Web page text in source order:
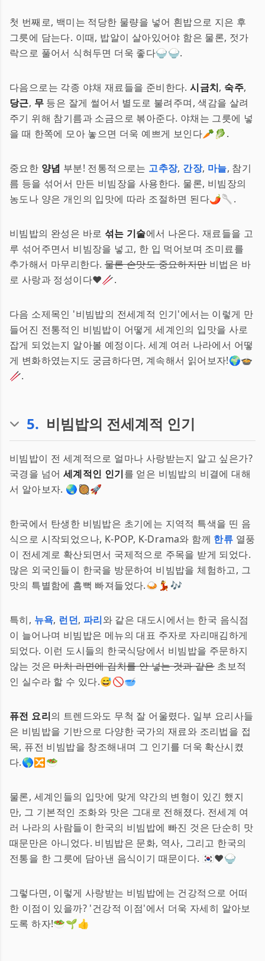
첫 번째로, 백미는 적당한 물량을 넣어 흰밥으로 지은 후
그릇에 담는다. 이때, 밥알이 살아있어야 함은 물론, 젓가
락으로 풀어서 식혀두면 더욱 좋다🍚🍚.
다음으로는 각종 야채 재료들을 준비한다.시금치, 숙주,
당근, 무 등은 잘게 썰어서 별도로 불려주며, 색감을 살려
주기 위해 참기름과 소금으로 볶아준다. 야채는 그릇에 넣
을 때 한쪽에 모아 놓으면 더욱 예쁘게 보인다🥕🥬.
중요한 양념 부분! 전통적으로는 고추장, 간장, 마늘, 참기
름 등을 섞어서 만든 비빔장을 사용한다. 물론, 비빔장의
농도나 양은 개인의 입맛에 따라 조절하면 된다🌶️🥄.
비빔밥의 완성은 바로 섞는 기술에서 나온다. 재료들을 고
루 섞어주면서 비빔장을 넣고, 한 입 먹어보며 조미료를
추가해서 마무리한다.물론 손맛도 중요하지만비법은 바
로 사랑과 정성이다❤️🥢.
다음 소제목인 '비빔밥의 전세계적 인기'에서는 이렇게 만
들어진 전통적인 비빔밥이 어떻게 세계인의 입맛을 사로
잡게 되었는지 알아볼 예정이다. 세계 여러 나라에서 어떻
게 변화하였는지도 궁금하다면, 계속해서 읽어보자!🌍🍲
🥢.
5. 비빔밥의 전세계적 인기
비빔밥이 전 세계적으로 얼마나 사랑받는지 알고 싶은가?
국경을 넘어 세계적인 인기를 얻은 비빔밥의 비결에 대해
서 알아보자. 🌏🥘🚀
한국에서 탄생한 비빔밥은 초기에는 지역적 특색을 띤 음
식으로 시작되었으나, K-POP, K-Drama와 함께 한류 열풍
이 전세계로 확산되면서 국제적으로 주목을 받게 되었다.
많은 외국인들이 한국을 방문하여 비빔밥을 체험하고, 그
맛의 특별함에 흠뻑 빠져들었다.🍛💃🎶
특히, 뉴욕, 런던, 파리와 같은 대도시에서는 한국 음식점
이 늘어나며 비빔밥은 메뉴의 대표 주자로 자리매김하게
되었다. 이런 도시들의 한국식당에서 비빔밥을 주문하지
않는 것은마치 라면에 김치를 안 넣는 것과 같은초보적
인 실수라 할 수 있다.😅🚫🥣
퓨전 요리의 트렌드와도 무척 잘 어울렸다. 일부 요리사들
은 비빔밥을 기반으로 다양한 국가의 재료와 조리법을 접
목, 퓨전 비빔밥을 창조해내며 그 인기를 더욱 확산시켰
다.🌎🔀🥗
물론, 세계인들의 입맛에 맞게 약간의 변형이 있긴 했지
만, 그 기본적인 조화와 맛은 그대로 전해졌다. 전세계 여
러 나라의 사람들이 한국의 비빔밥에 빠진 것은 단순히 맛
때문만은 아니었다. 비빔밥은 문화, 역사, 그리고 한국의
전통을 한 그릇에 담아낸 음식이기 때문이다. 🇰🇷❤️🍚
그렇다면, 이렇게 사랑받는 비빔밥에는 건강적으로 어떠
한 이점이 있을까? '건강적 이점'에서 더욱 자세히 알아보
도록 하자!🥗🌱👍